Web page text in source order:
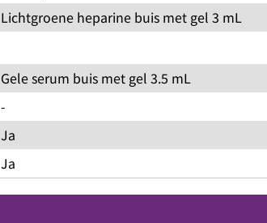
Lichtgroene heparine buis met gel 3 mL
Gele serum buis met gel 3.5 mL
-
Ja
Ja